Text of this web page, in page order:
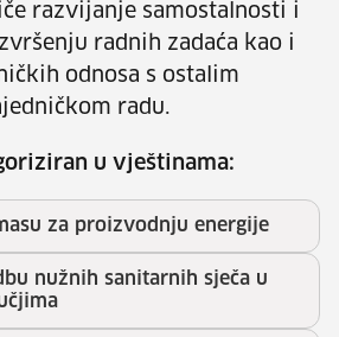
razvijanje samostalnosti i
radnih zadaća kao i
odnosa s ostalim
radu.
u vještinama:
za proizvodnju energije
nužnih sanitarnih sječa u